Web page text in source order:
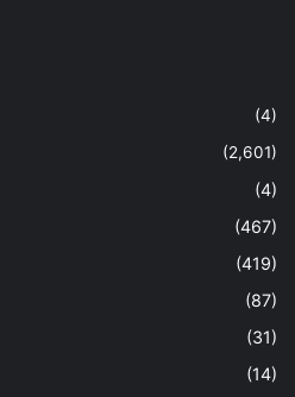
(4)
(2,601)
(4)
(467)
(419)
(87)
(31)
(14)